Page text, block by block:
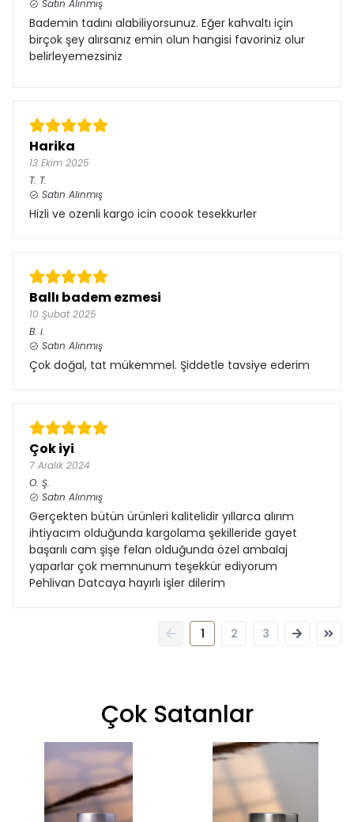
Satın Alınmış
Bademin tadını alabiliyorsunuz. Eğer kahvaltı için
birçok şey alırsanız emin olun hangisi favoriniz olur
belirleyemezsiniz
Harika
13 Ekim 2025
T. T.
Satın Alınmış
Hizli ve ozenli kargo icin coook tesekkurler
Ballı badem ezmesi
10 Şubat 2025
B. i.
Satın Alınmış
Çok doğal, tat mükemmel. Şiddetle tavsiye ederim
Çok iyi
7 Aralık 2024
O. Ş.
Satın Alınmış
Gerçekten bütün ürünleri kalitelidir yıllarca alırım
ihtiyacım olduğunda kargolama şekilleride gayet
başarılı cam şişe felan olduğunda özel ambalaj
yaparlar çok memnunum teşekkür ediyorum
Pehlivan Datcaya hayırlı işler dilerim
1 2 3
Çok Satanlar